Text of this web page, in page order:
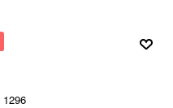
1296